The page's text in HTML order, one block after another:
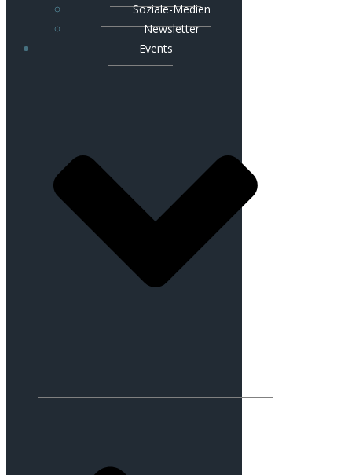
Soziale-Medien
Newsletter
Events